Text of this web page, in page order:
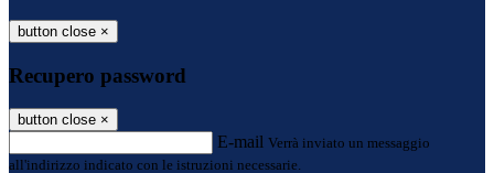
button close ×
Recupero password
button close ×
E-mail Verrà inviato un messaggio
all'indirizzo indicato con le istruzioni necessarie.